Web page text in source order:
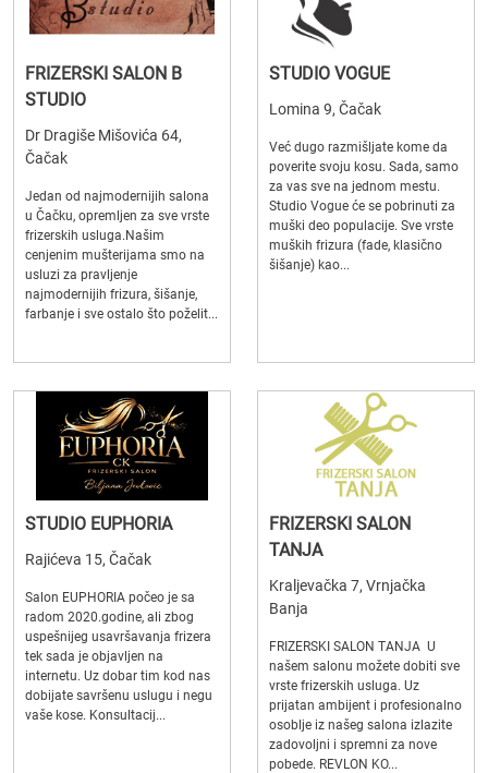
FRIZERSKI SALON B
STUDIO
Dr Dragiše Mišovića 64,
Čačak
Jedan od najmodernijih salona
u Čačku, opremljen za sve vrste
frizerskih usluga.Našim
cenjenim mušterijama smo na
usluzi za pravljenje
najmodernijih frizura, šišanje,
farbanje i sve ostalo što poželit...
STUDIO VOGUE
Lomina 9, Čačak
Već dugo razmišljate kome da
poverite svoju kosu. Sada, samo
za vas sve na jednom mestu.
Studio Vogue će se pobrinuti za
muški deo populacije. Sve vrste
muških frizura (fade, klasično
šišanje) kao...
STUDIO EUPHORIA
Rajićeva 15, Čačak
Salon EUPHORIA počeo je sa
radom 2020.godine, ali zbog
uspešnijeg usavršavanja frizera
tek sada je objavljen na
internetu. Uz dobar tim kod nas
dobijate savršenu uslugu i negu
vaše kose. Konsultacij...
FRIZERSKI SALON
TANJA
Kraljevačka 7, Vrnjačka
Banja
FRIZERSKI SALON TANJA U
našem salonu možete dobiti sve
vrste frizerskih usluga. Uz
prijatan ambijent i profesionalno
osoblje iz našeg salona izlazite
zadovoljni i spremni za nove
pobede. REVLON KO...